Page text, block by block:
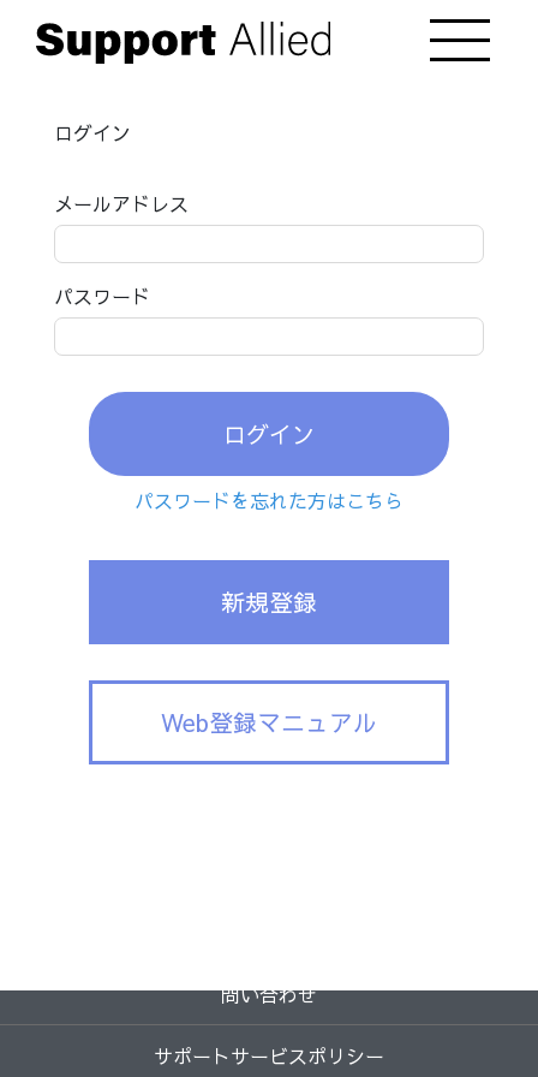
ログイン
メールアドレス
パスワード
ログイン
パスワードを忘れた方はこちら
新規登録
Web登録マニュアル
サポートサービスポリシー
問い合わせ